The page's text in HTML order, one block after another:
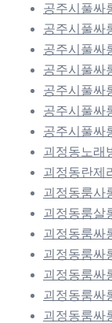
공주시풀싸
공주시풀싸
공주시풀싸
공주시풀싸
공주시풀싸
공주시풀싸
공주시풀싸
괴정동노래
괴정동란제
괴정동룸사
괴정동룸살
괴정동룸싸
괴정동룸싸
괴정동룸싸
괴정동룸싸
괴정동룸싸